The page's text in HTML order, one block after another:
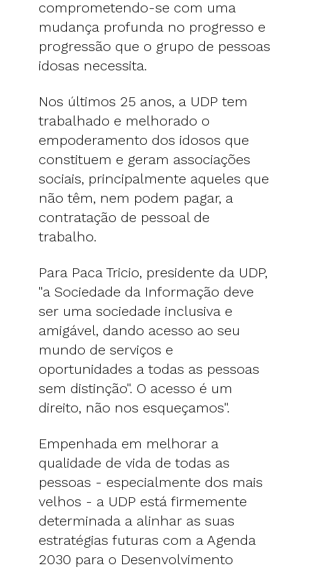
comprometendo-se com uma
mudança profunda no progresso e
progressão que o grupo de pessoas
idosas necessita.
Nos últimos 25 anos, a UDP tem
trabalhado e melhorado o
empoderamento dos idosos que
constituem e geram associações
sociais, principalmente aqueles que
não têm, nem podem pagar, a
contratação de pessoal de
trabalho.
Para Paca Tricio, presidente da UDP,
"a Sociedade da Informação deve
ser uma sociedade inclusiva e
amigável, dando acesso ao seu
mundo de serviços e
oportunidades a todas as pessoas
sem distinção". O acesso é um
direito, não nos esqueçamos".
Empenhada em melhorar a
qualidade de vida de todas as
pessoas - especialmente dos mais
velhos - a UDP está firmemente
determinada a alinhar as suas
estratégias futuras com a Agenda
2030 para o Desenvolvimento